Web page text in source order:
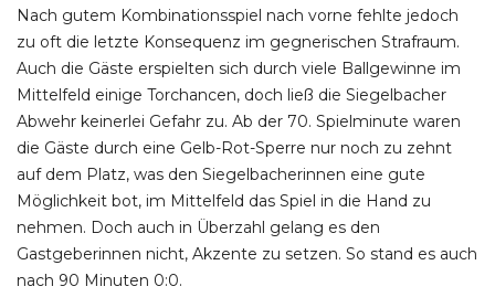
Nach gutem Kombinationsspiel nach vorne fehlte jedoch
zu oft die letzte Konsequenz im gegnerischen Strafraum.
Auch die Gäste erspielten sich durch viele Ballgewinne im
Mittelfeld einige Torchancen, doch ließ die Siegelbacher
Abwehr keinerlei Gefahr zu. Ab der 70. Spielminute waren
die Gäste durch eine Gelb-Rot-Sperre nur noch zu zehnt
auf dem Platz, was den Siegelbacherinnen eine gute
Möglichkeit bot, im Mittelfeld das Spiel in die Hand zu
nehmen. Doch auch in Überzahl gelang es den
Gastgeberinnen nicht, Akzente zu setzen. So stand es auch
nach 90 Minuten 0:0.